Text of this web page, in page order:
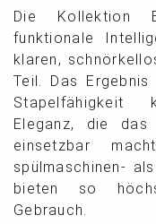
Die Kollektion
funktionale
klaren,
Teil. Das
Stapelfähigkeit
Eleganz, die das
einsetzbar
spülmaschinen-
bieten so
Gebrauch.